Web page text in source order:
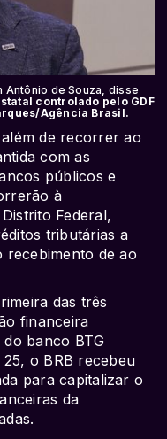
Antônio de Souza, disse
controlado pelo GDF
Agência Brasil.
de recorrer ao
com as
públicos e
à
Federal,
tributárias a
recebimento de ao
das três
financeira
banco BTG
o BRB recebeu
para capitalizar o
da